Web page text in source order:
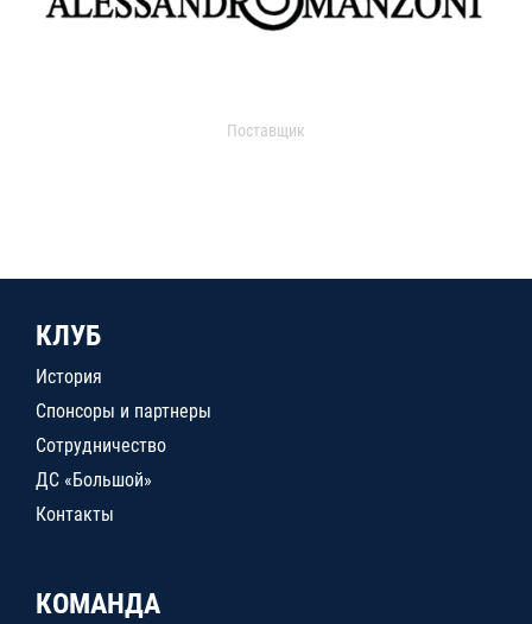
Поставщик
КЛУБ
История
Спонсоры и партнеры
Сотрудничество
ДС «Большой»
Контакты
КОМАНДА